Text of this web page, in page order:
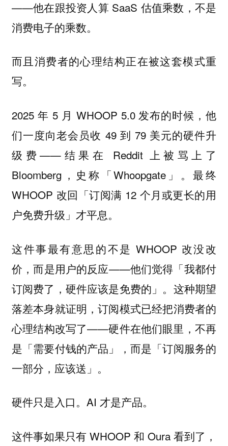
——他在跟投资人算 SaaS 估值乘数，不是
消费电子的乘数。
而且消费者的心理结构正在被这套模式重
写。
2025 年 5 月 WHOOP 5.0 发布的时候，他
们一度向老会员收 49 到 79 美元的硬件升
级费——结果在 Reddit 上被骂上了
Bloomberg，史称「Whoopgate」。最终
WHOOP 改回「订阅满 12 个月或更长的用
户免费升级」才平息。
这件事最有意思的不是 WHOOP 改没改
价，而是用户的反应——他们觉得「我都付
订阅费了，硬件应该是免费的」。 这种期望
落差本身就证明，订阅模式已经把消费者的
心理结构改写了——硬件在他们眼里，不再
是「需要付钱的产品」，而是「订阅服务的
一部分，应该送」。
硬件只是入口。AI 才是产品。
这件事如果只有 WHOOP 和 Oura 看到了，